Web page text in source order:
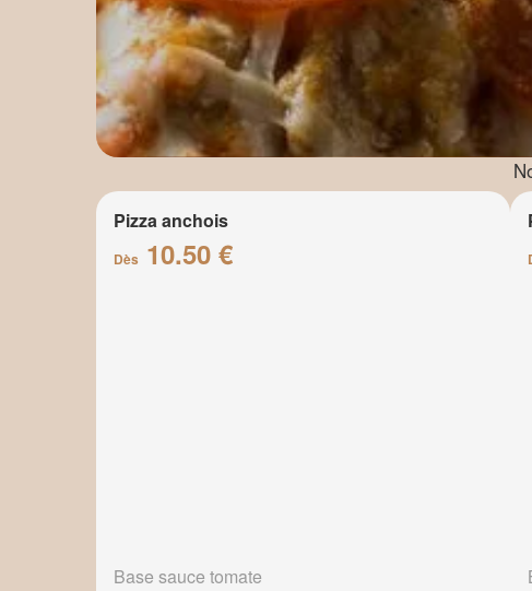
Pizza anchois
Dès 10.50 €
Base sauce tomate